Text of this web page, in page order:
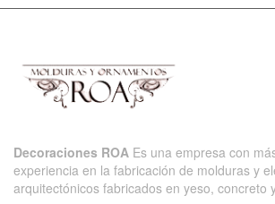
Decoraciones ROA Es una empresa con
experiencia en la fabricación de molduras y
arquitectónicos fabricados en yeso, concreto